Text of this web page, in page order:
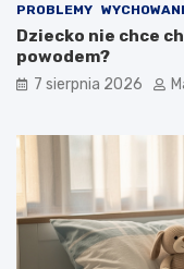
PROBLEMY
Dziecko nie chce
powodem?
7 sierpnia 2026